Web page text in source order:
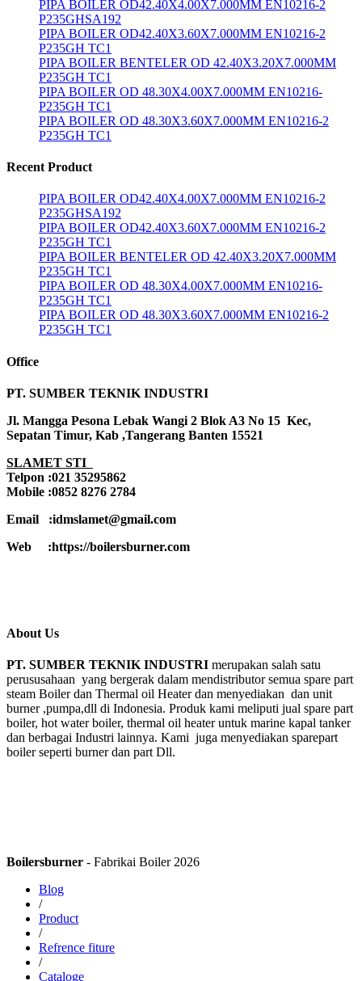
PIPA BOILER OD42.40X4.00X7.000MM EN10216-2
P235GHSA192
PIPA BOILER OD42.40X3.60X7.000MM EN10216-2
P235GH TC1
PIPA BOILER BENTELER OD 42.40X3.20X7.000MM
P235GH TC1
PIPA BOILER OD 48.30X4.00X7.000MM EN10216-
P235GH TC1
PIPA BOILER OD 48.30X3.60X7.000MM EN10216-2
P235GH TC1
Recent Product
PIPA BOILER OD42.40X4.00X7.000MM EN10216-2
P235GHSA192
PIPA BOILER OD42.40X3.60X7.000MM EN10216-2
P235GH TC1
PIPA BOILER BENTELER OD 42.40X3.20X7.000MM
P235GH TC1
PIPA BOILER OD 48.30X4.00X7.000MM EN10216-
P235GH TC1
PIPA BOILER OD 48.30X3.60X7.000MM EN10216-2
P235GH TC1
Office
PT. SUMBER TEKNIK INDUSTRI
Jl. Mangga Pesona Lebak Wangi 2 Blok A3 No 15 Kec,
Sepatan Timur, Kab ,Tangerang Banten 15521
SLAMET STI
Telpon :021 35295862
Mobile :0852 8276 2784
Email :idmslamet@gmail.com
Web :https://boilersburner.com
About Us
PT. SUMBER TEKNIK INDUSTRI merupakan salah satu
perususahaan yang bergerak dalam mendistributor semua spare part
steam Boiler dan Thermal oil Heater dan menyediakan dan unit
burner ,pumpa,dll di Indonesia. Produk kami meliputi jual spare part
boiler, hot water boiler, thermal oil heater untuk marine kapal tanker
dan berbagai Industri lainnya. Kami juga menyediakan sparepart
boiler seperti burner dan part Dll.
Boilersburner - Fabrikai Boiler 2026
Blog
/
Product
/
Refrence fiture
/
Cataloge